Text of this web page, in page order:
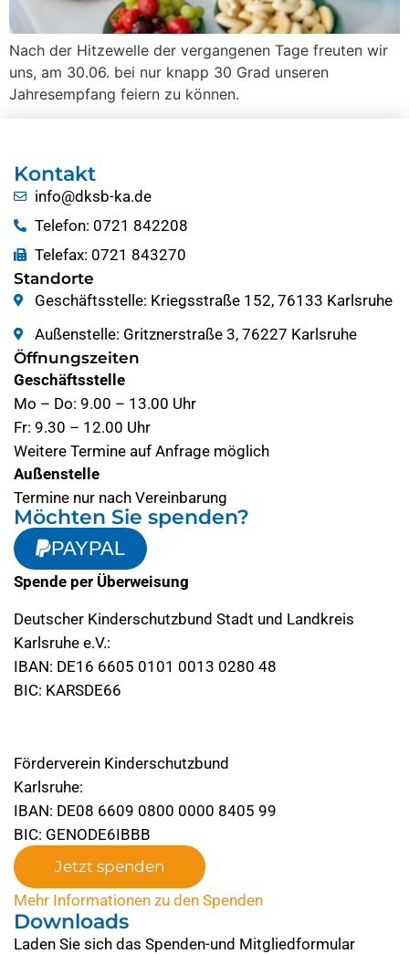
Nach der Hitzewelle der vergangenen Tage freuten wir
uns, am 30.06. bei nur knapp 30 Grad unseren
Jahresempfang feiern zu können.
Kontakt
info@dksb-ka.de
Telefon: 0721 842208
Telefax: 0721 843270
Standorte
Geschäftsstelle: Kriegsstraße 152, 76133 Karlsruhe
Außenstelle: Gritznerstraße 3, 76227 Karlsruhe
Öffnungszeiten
Geschäftsstelle
Mo – Do: 9.00 – 13.00 Uhr
Fr: 9.30 – 12.00 Uhr
Weitere Termine auf Anfrage möglich
Außenstelle
Termine nur nach Vereinbarung
Möchten Sie spenden?
PAYPAL
Spende per Überweisung
Deutscher Kinderschutzbund Stadt und Landkreis
Karlsruhe e.V.:
IBAN: DE16 6605 0101 0013 0280 48
BIC: KARSDE66
Förderverein Kinderschutzbund
Karlsruhe:
IBAN: DE08 6609 0800 0000 8405 99
BIC: GENODE6IBBB
Jetzt spenden
Mehr Informationen zu den Spenden
Downloads
Laden Sie sich das Spenden-und Mitgliedformular